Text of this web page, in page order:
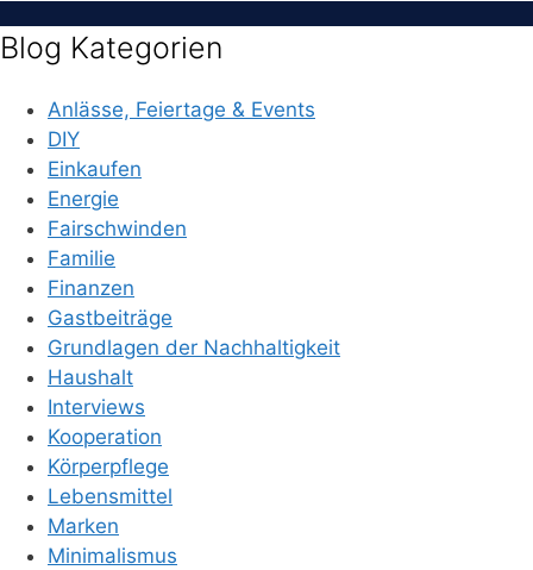
Blog Kategorien
Anlässe, Feiertage & Events
DIY
Einkaufen
Energie
Fairschwinden
Familie
Finanzen
Gastbeiträge
Grundlagen der Nachhaltigkeit
Haushalt
Interviews
Kooperation
Körperpflege
Lebensmittel
Marken
Minimalismus